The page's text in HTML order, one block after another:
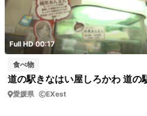
Full HD 00:17
食べ物
愛媛県 EXest